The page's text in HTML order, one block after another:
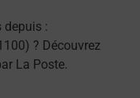
depuis :
? Découvrez
La Poste.